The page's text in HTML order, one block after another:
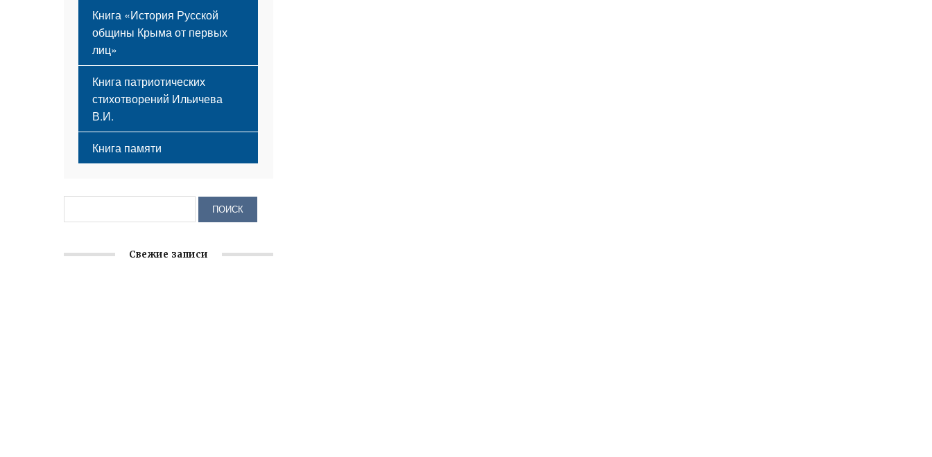
Книга «История Русской
общины Крыма от первых
лиц»
Книга патриотических
стихотворений Ильичева
В.И.
Книга памяти
Свежие записи